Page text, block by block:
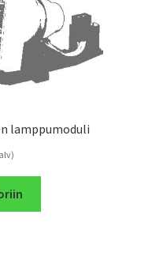
lamppumoduli